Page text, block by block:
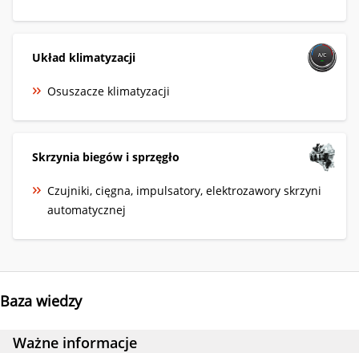
Układ klimatyzacji
Osuszacze klimatyzacji
Skrzynia biegów i sprzęgło
Czujniki, cięgna, impulsatory, elektrozawory skrzyni
automatycznej
Baza wiedzy
Ważne informacje